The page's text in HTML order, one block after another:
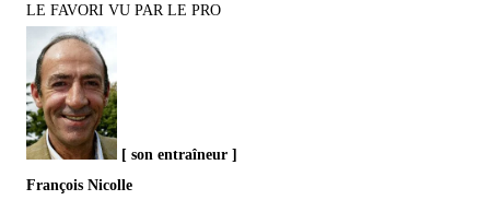
LE FAVORI VU PAR LE PRO
[ son entraîneur ]
François Nicolle